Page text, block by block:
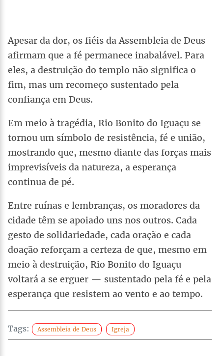
Apesar da dor, os fiéis da Assembleia de Deus
afirmam que a fé permanece inabalável. Para
eles, a destruição do templo não significa o
fim, mas um recomeço sustentado pela
confiança em Deus.
Em meio à tragédia, Rio Bonito do Iguaçu se
tornou um símbolo de resistência, fé e união,
mostrando que, mesmo diante das forças mais
imprevisíveis da natureza, a esperança
continua de pé.
Entre ruínas e lembranças, os moradores da
cidade têm se apoiado uns nos outros. Cada
gesto de solidariedade, cada oração e cada
doação reforçam a certeza de que, mesmo em
meio à destruição, Rio Bonito do Iguaçu
voltará a se erguer — sustentado pela fé e pela
esperança que resistem ao vento e ao tempo.
Tags: Assembleia de Deus Igreja